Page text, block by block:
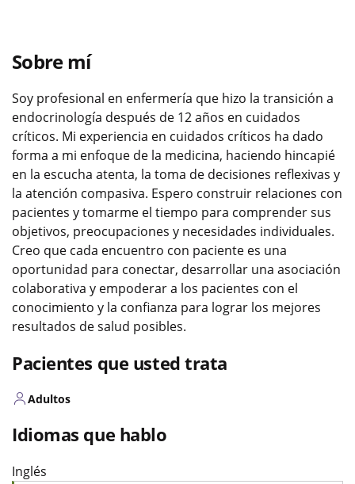
Sobre mí
Soy profesional en enfermería que hizo la transición a
endocrinología después de 12 años en cuidados
críticos. Mi experiencia en cuidados críticos ha dado
forma a mi enfoque de la medicina, haciendo hincapié
en la escucha atenta, la toma de decisiones reflexivas y
la atención compasiva. Espero construir relaciones con
pacientes y tomarme el tiempo para comprender sus
objetivos, preocupaciones y necesidades individuales.
Creo que cada encuentro con paciente es una
oportunidad para conectar, desarrollar una asociación
colaborativa y empoderar a los pacientes con el
conocimiento y la confianza para lograr los mejores
resultados de salud posibles.
Pacientes que usted trata
Adultos
Idiomas que hablo
Inglés